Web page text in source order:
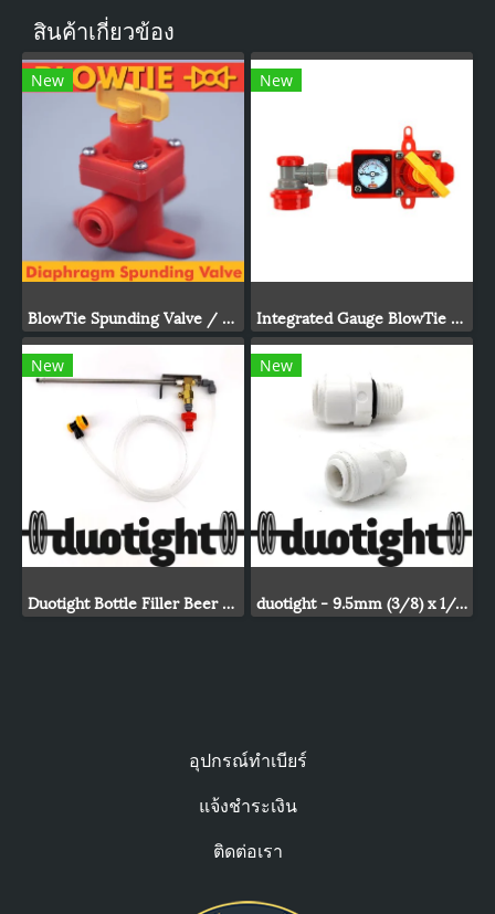
สินค้าเกี่ยวข้อง
New
BlowTie Spunding Valve / Adjustable Pressure Relief Valve
New
Integrated Gauge BlowTie Spunding Valve Kit (0-15psi)
New
Duotight Bottle Filler Beer Gun
New
duotight - 9.5mm (3/8) x 1/4 Male
อุปกรณ์ทำเบียร์
แจ้งชำระเงิน
ติดต่อเรา